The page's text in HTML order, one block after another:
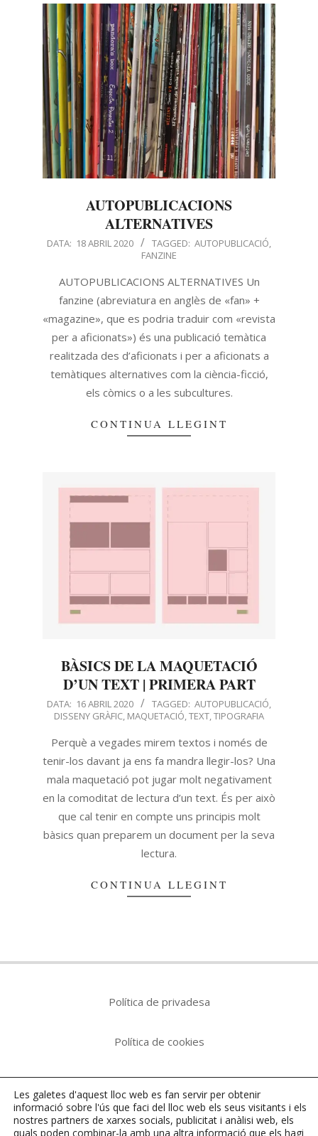
AUTOPUBLICACIONS
ALTERNATIVES
DATA: 18 ABRIL 2020 TAGGED: AUTOPUBLICACIÓ,
FANZINE
AUTOPUBLICACIONS ALTERNATIVES Un
fanzine (abreviatura en anglès de «fan» +
«magazine», que es podria traduir com «revista
per a aficionats») és una publicació temàtica
realitzada des d’aficionats i per a aficionats a
temàtiques alternatives com la ciència-ficció,
els còmics o a les subcultures.
CONTINUA LLEGINT
BÀSICS DE LA MAQUETACIÓ
D’UN TEXT | PRIMERA PART
DATA: 16 ABRIL 2020 TAGGED: AUTOPUBLICACIÓ,
DISSENY GRÀFIC, MAQUETACIÓ,TEXT,TIPOGRAFIA
Perquè a vegades mirem textos i només de
tenir-los davant ja ens fa mandra llegir-los? Una
mala maquetació pot jugar molt negativament
en la comoditat de lectura d’un text. És per això
que cal tenir en compte uns principis molt
bàsics quan preparem un document per la seva
lectura.
CONTINUA LLEGINT
Política de privadesa
Política de cookies
Avís legal
Les galetes d'aquest lloc web es fan servir per obtenir
informació sobre l'ús que faci del lloc web els seus visitants i els
nostres partners de xarxes socials, publicitat i anàlisi web, els
quals poden combinar-la amb una altra informació que els hagi